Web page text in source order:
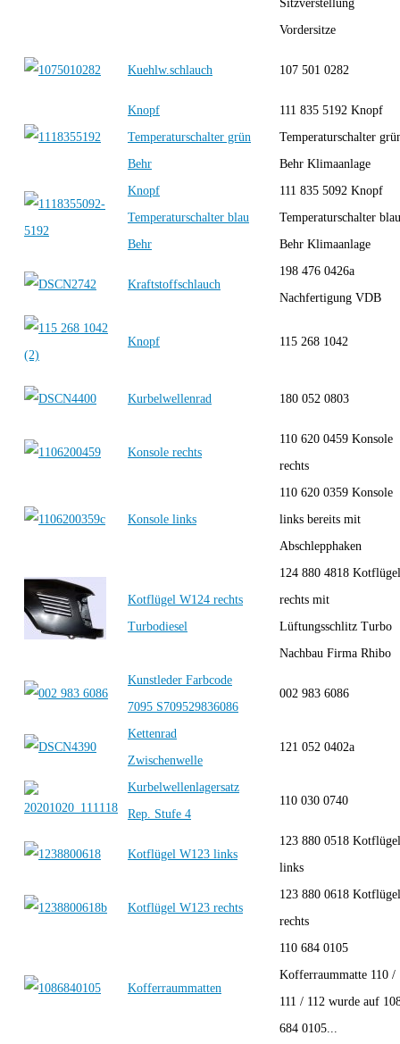
Sitzverstellung
Vordersitze
Kuehlw.schlauch 107 501 0282
Knopf
Temperaturschalter grün
Behr
111 835 5192 Knopf
Temperaturschalter
Behr Klimaanlage
Knopf
Temperaturschalter blau
Behr
111 835 5092 Knopf
Temperaturschalter blau
Behr Klimaanlage
Kraftstoffschlauch
198 476 0426a
Nachfertigung VDB
Knopf 115 268 1042
Kurbelwellenrad 180 052 0803
Konsole rechts
110 620 0459 Konsole
rechts
Konsole links
110 620 0359 Konsole
links bereits mit
Abschlepphaken
Kotflügel W124 rechts
Turbodiesel
124 880 4818 Kotflügel
rechts mit
Lüftungsschlitz Turbo
Nachbau Firma Rhibo
Kunstleder Farbcode
7095 S709529836086
002 983 6086
Kettenrad
Zwischenwelle
121 052 0402a
Kurbelwellenlagersatz
Rep. Stufe 4
110 030 0740
Kotflügel W123 links
123 880 0518 Kotflügel
links
Kotflügel W123 rechts
123 880 0618 Kotflügel
rechts
Kofferraummatten
110 684 0105
Kofferraummatte 110 /
111 / 112 wurde auf
684 0105...